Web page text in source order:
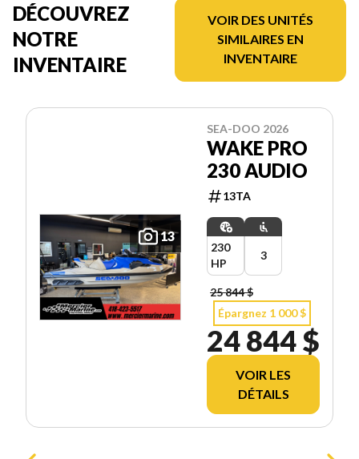
DÉCOUVREZ
NOTRE
INVENTAIRE
VOIR DES UNITÉS
SIMILAIRES EN
INVENTAIRE
13
SEA-DOO 2026
WAKE PRO
230 AUDIO
13TA
230
HP
3
25 844 $
Épargnez 1 000 $
24 844 $
VOIR LES
DÉTAILS